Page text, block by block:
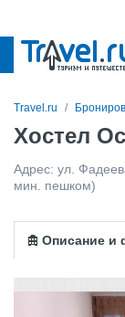
Travel.ru
Хостел
Адрес: ул.
мин. пешком)
Описание и